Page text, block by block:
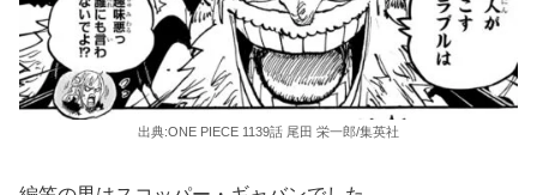
出典:ONE PIECE 1139話 尾田 栄一郎/集英社